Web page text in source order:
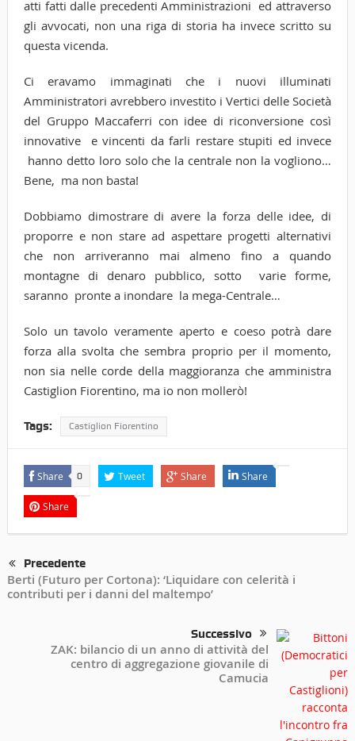
atti fatti dalle precedenti Amministrazioni ed attraverso
gli avvocati, non una riga di storia ha invece scritto su
questa vicenda.
Ci eravamo immaginati che i nuovi illuminati
Amministratori avrebbero investito i Vertici delle Società
del Gruppo Maccaferri con idee di riconversione così
innovative e vincenti da farli restare stupiti ed invece
hanno detto loro solo che la centrale non la vogliono…
Bene, ma non basta!
Dobbiamo dimostrare di avere la forza delle idee, di
proporre e non stare ad aspettare progetti alternativi
che non arriveranno mai almeno fino a quando
montagne di denaro pubblico, sotto varie forme,
saranno pronte a inondare la mega-Centrale…
Solo un tavolo veramente aperto e coeso potrà dare
forza alla svolta che sembra proprio per il momento,
non sia nelle corde della maggioranza che amministra
Castiglion Fiorentino, ma io non mollerò!
Tags: Castiglion Fiorentino
Share 0 Tweet Share Share
Share
Precedente
Berti (Futuro per Cortona): ‘Liquidare con celerità i
contributi per i danni del maltempo’
Successivo
ZAK: bilancio di un anno di attività del
centro di aggregazione giovanile di
Camucia